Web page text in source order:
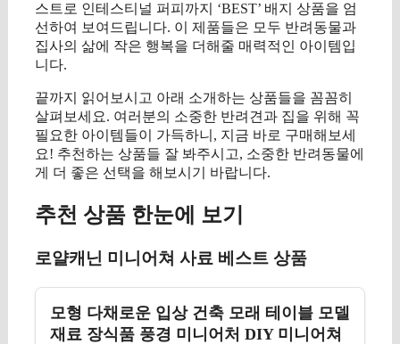
스트로 인테스티널 퍼피까지 ‘BEST’ 배지 상품을 엄
선하여 보여드립니다. 이 제품들은 모두 반려동물과
집사의 삶에 작은 행복을 더해줄 매력적인 아이템입
니다.
끝까지 읽어보시고 아래 소개하는 상품들을 꼼꼼히
살펴보세요. 여러분의 소중한 반려견과 집을 위해 꼭
필요한 아이템들이 가득하니, 지금 바로 구매해보세
요! 추천하는 상품들 잘 봐주시고, 소중한 반려동물에
게 더 좋은 선택을 해보시기 바랍니다.
추천 상품 한눈에 보기
로얄캐닌 미니어쳐 사료 베스트 상품
모형 다채로운 입상 건축 모래 테이블 모델
재료 장식품 풍경 미니어처 DIY 미니어쳐